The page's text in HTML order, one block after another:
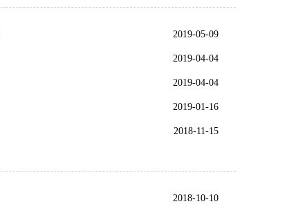
2019-05-09
2019-04-04
2019-04-04
2019-01-16
2018-11-15
2018-10-10